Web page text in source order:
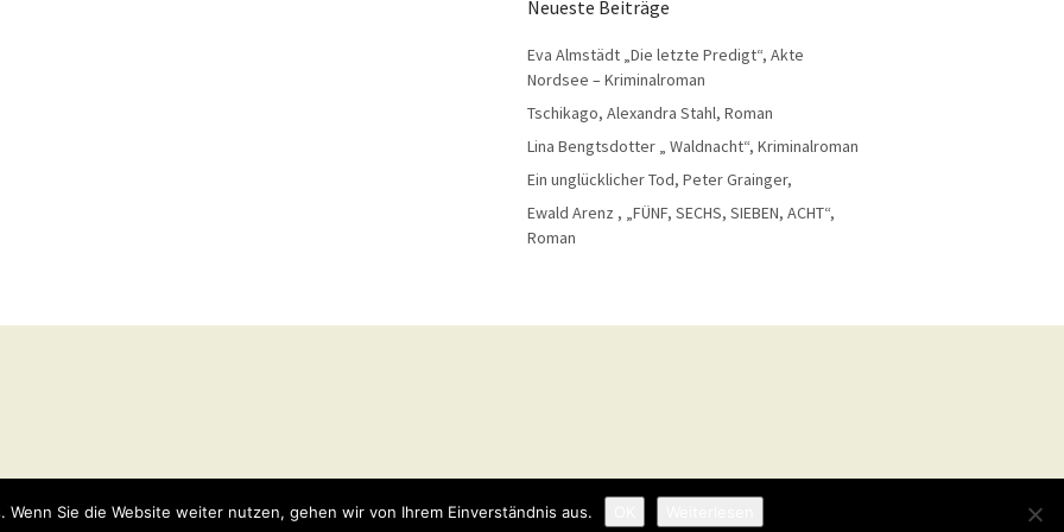
Neueste Beiträge
Eva Almstädt „Die letzte Predigt“, Akte
Nordsee – Kriminalroman
Tschikago, Alexandra Stahl, Roman
Lina Bengtsdotter „ Waldnacht“, Kriminalroman
Ein unglücklicher Tod, Peter Grainger,
Ewald Arenz , „FÜNF, SECHS, SIEBEN, ACHT“,
Roman
Wenn Sie die Website weiter nutzen, gehen wir von Ihrem Einverständnis aus.